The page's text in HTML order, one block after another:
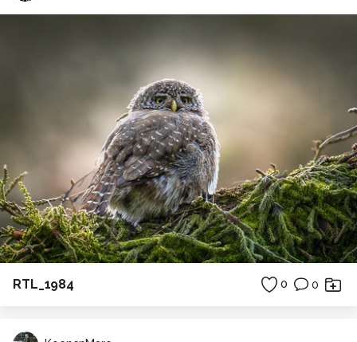
RTL_1984 0 0